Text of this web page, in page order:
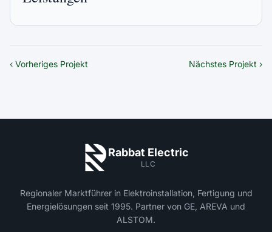
‹ Vorheriges Projekt Nächstes Projekt ›
Rabbat Electric
LLC
Regionaler Marktführer in Elektroinstallation, Fertigung und
Energielösungen seit 1995. Partner von GE, AREVA und
ALSTOM.